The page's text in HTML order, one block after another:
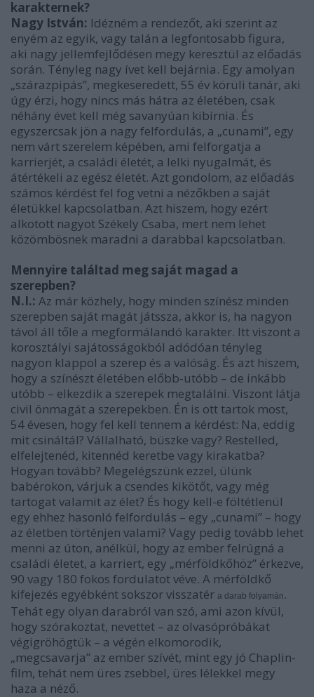
karakternek?
Nagy István: Idézném a rendezőt, aki szerint az
enyém az egyik, vagy talán a legfontosabb figura,
aki nagy jellemfejlődésen megy keresztül az előadás
során. Tényleg nagy ívet kell bejárnia. Egy amolyan
„szárazpipás”, megkeseredett, 55 év körüli tanár, aki
úgy érzi, hogy nincs más hátra az életében, csak
néhány évet kell még savanyúan kibírnia. És
egyszercsak jön a nagy felfordulás, a „cunami”, egy
nem várt szerelem képében, ami felforgatja a
karrierjét, a családi életét, a lelki nyugalmát, és
átértékeli az egész életét. Azt gondolom, az előadás
számos kérdést fel fog vetni a nézőkben a saját
életükkel kapcsolatban. Azt hiszem, hogy ezért
alkotott nagyot Székely Csaba, mert nem lehet
közömbösnek maradni a darabbal kapcsolatban.
Mennyire találtad meg saját magad a
szerepben?
N.I.: Az már közhely, hogy minden színész minden
szerepben saját magát játssza, akkor is, ha nagyon
távol áll tőle a megformálandó karakter. Itt viszont a
korosztályi sajátosságokból adódóan tényleg
nagyon klappol a szerep és a valóság. És azt hiszem,
hogy a színészt életében előbb-utóbb – de inkább
utóbb – elkezdik a szerepek megtalálni. Viszont látja
civil önmagát a szerepekben. Én is ott tartok most,
54 évesen, hogy fel kell tennem a kérdést: Na, eddig
mit csináltál? Vállalható, büszke vagy? Restelled,
elfelejtenéd, kitennéd keretbe vagy kirakatba?
Hogyan tovább? Megelégszünk ezzel, ülünk
babérokon, várjuk a csendes kikötőt, vagy még
tartogat valamit az élet? És hogy kell-e föltétlenül
egy ehhez hasonló felfordulás – egy „cunami” – hogy
az életben történjen valami? Vagy pedig tovább lehet
menni az úton, anélkül, hogy az ember felrúgná a
családi életet, a karriert, egy „mérföldkőhöz” érkezve,
90 vagy 180 fokos fordulatot véve. A mérföldkő
kifejezés egyébként sokszor visszatér a darab folyamán .
Tehát egy olyan darabról van szó, ami azon kívül,
hogy szórakoztat, nevettet – az olvasópróbákat
végigröhögtük – a végén elkomorodik,
„megcsavarja” az ember szívét, mint egy jó Chaplin-
film, tehát nem üres zsebbel, üres lélekkel megy
haza a néző.